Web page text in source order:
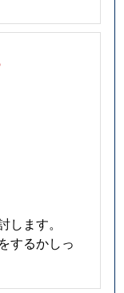
ます。
するかしっ